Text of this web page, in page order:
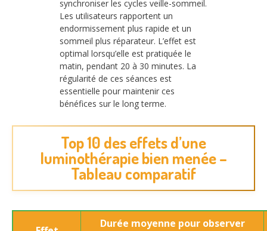
synchroniser les cycles veille-sommeil.
Les utilisateurs rapportent un
endormissement plus rapide et un
sommeil plus réparateur. L’effet est
optimal lorsqu’elle est pratiquée le
matin, pendant 20 à 30 minutes. La
régularité de ces séances est
essentielle pour maintenir ces
bénéfices sur le long terme.
Top 10 des effets d’une
luminothérapie bien menée –
Tableau comparatif
Durée moyenne pour observer